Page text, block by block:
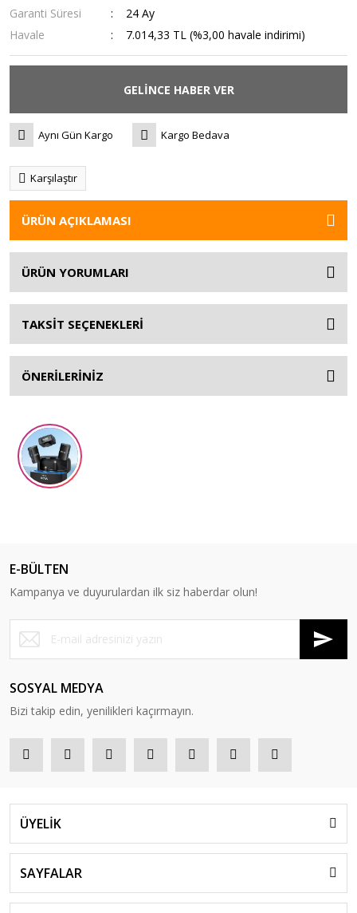
Garanti Süresi
24 Ay
Havale
7.014,33 TL (%3,00 havale indirimi)
GELİNCE HABER VER
Aynı Gün Kargo Kargo Bedava
Karşılaştır
ÜRÜN AÇIKLAMASI
ÜRÜN YORUMLARI
TAKSİT SEÇENEKLERİ
ÖNERİLERİNİZ
E-BÜLTEN
Kampanya ve duyurulardan ilk siz haberdar olun!
SOSYAL MEDYA
Bizi takip edin, yenilikleri kaçırmayın.
ÜYELİK
SAYFALAR